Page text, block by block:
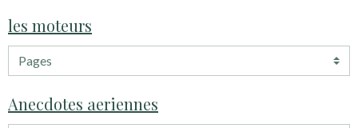
les moteurs
Anecdotes aeriennes